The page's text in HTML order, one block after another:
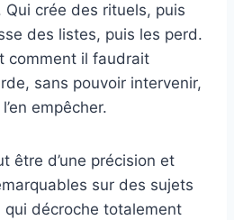
crée des rituels, puis
des listes, puis les perd.
comment il faudrait
sans pouvoir intervenir,
empêcher.
être d’une précision et
sur des sujets
qui décroche totalement